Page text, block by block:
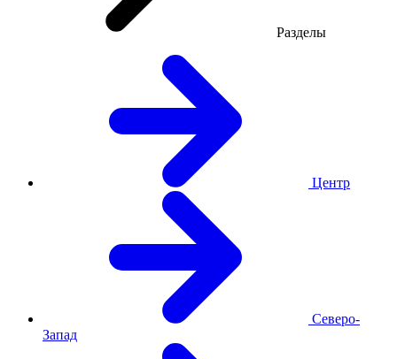
Разделы
Центр
Северо-
Запад